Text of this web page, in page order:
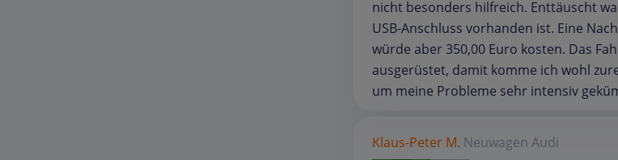
nicht besonders hilfreich. Enttäuscht
USB-Anschluss vorhanden ist. Eine
würde aber 350,00 Euro kosten. Das
ausgerüstet, damit komme ich wohl
um meine Probleme sehr intensiv
Klaus-Peter M. Neuwagen Audi